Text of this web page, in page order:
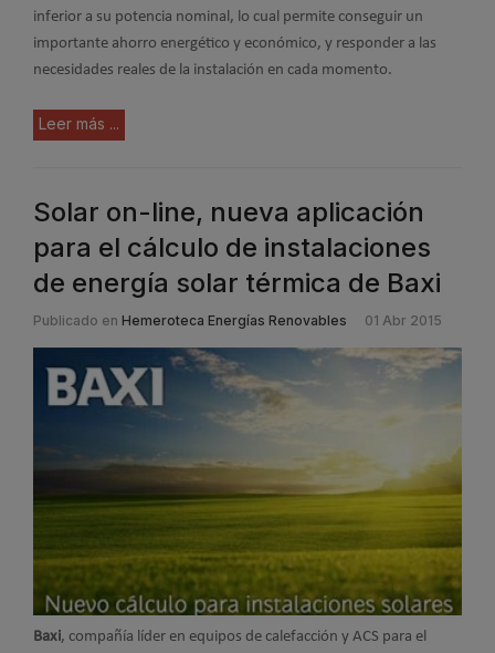
inferior a su potencia nominal, lo cual permite conseguir un
importante ahorro energético y económico, y responder a las
necesidades reales de la instalación en cada momento.
Leer más ...
Solar on-line, nueva aplicación
para el cálculo de instalaciones
de energía solar térmica de Baxi
Publicado en Hemeroteca Energías Renovables 01 Abr 2015
Baxi, compañía líder en equipos de calefacción y ACS para el